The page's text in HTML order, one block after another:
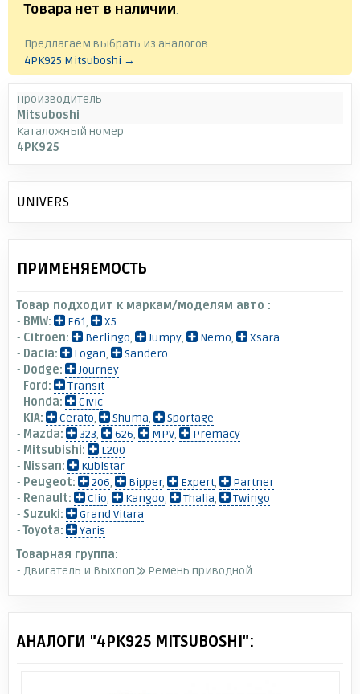
Товара нет в наличии.
Предлагаем выбрать из аналогов
4PK925 Mitsuboshi →
Производитель
Mitsuboshi
Каталожный номер
4PK925
UNIVERS
ПРИМЕНЯЕМОСТЬ
Товар подходит к маркам/моделям авто :
- BMW: E61,
X5
- Citroen: Berlingo, Jumpy, Nemo,
Xsara
- Dacia: Logan,
Sandero
- Dodge:
Journey
- Ford:
Transit
- Honda:
Civic
- KIA: Cerato, Shuma,
Sportage
- Mazda: 323, 626, MPV,
Premacy
- Mitsubishi:
L200
- Nissan:
Kubistar
- Peugeot: 206, Bipper, Expert,
Partner
- Renault: Clio, Kangoo, Thalia,
Twingo
- Suzuki:
Grand Vitara
-Toyota:
Yaris
Товарная группа:
- Двигатель и Выхлоп
Ремень приводной
АНАЛОГИ "4PK925 MITSUBOSHI":